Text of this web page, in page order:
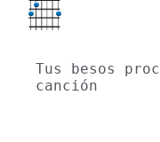
Tus besos
canción